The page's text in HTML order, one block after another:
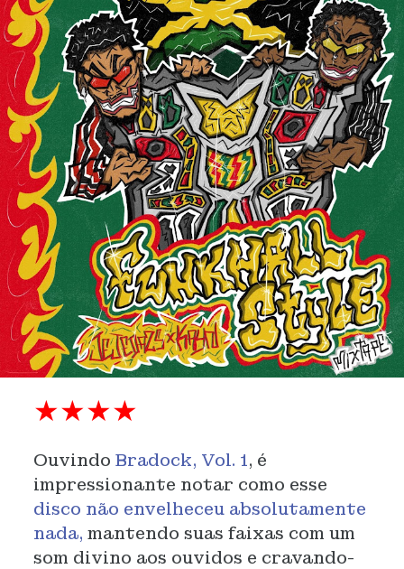
★★★★
Ouvindo Bradock, Vol. 1, é
impressionante notar como esse
disco não envelheceu absolutamente
nada, mantendo suas faixas com um
som divino aos ouvidos e cravando-